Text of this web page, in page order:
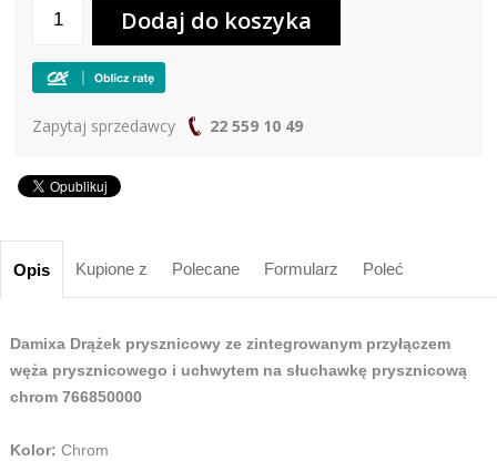
Zapytaj sprzedawcy 22 559 10 49
Opis Kupione z Polecane Formularz Poleć
Damixa Drążek prysznicowy ze zintegrowanym przyłączem
węża prysznicowego i uchwytem na słuchawkę prysznicową
chrom 766850000
Kolor: Chrom